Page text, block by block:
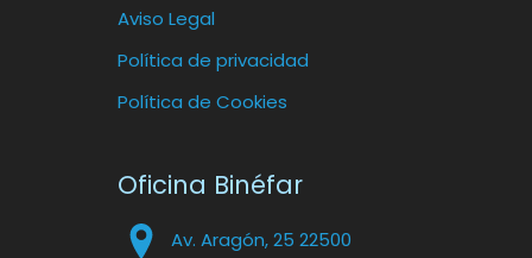
Aviso Legal
Política de privacidad
Política de Cookies
Oficina Binéfar
Av. Aragón, 25 22500